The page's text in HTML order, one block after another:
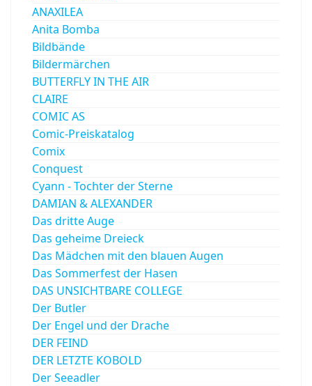
ANAXILEA
Anita Bomba
Bildbände
Bildermärchen
BUTTERFLY IN THE AIR
CLAIRE
COMIC AS
Comic-Preiskatalog
Comix
Conquest
Cyann - Tochter der Sterne
DAMIAN & ALEXANDER
Das dritte Auge
Das geheime Dreieck
Das Mädchen mit den blauen Augen
Das Sommerfest der Hasen
DAS UNSICHTBARE COLLEGE
Der Butler
Der Engel und der Drache
DER FEIND
DER LETZTE KOBOLD
Der Seeadler